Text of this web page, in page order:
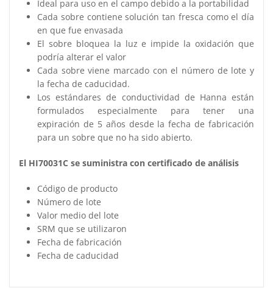
Ideal para uso en el campo debido a la portabilidad
Cada sobre contiene solución tan fresca como el día
en que fue envasada
El sobre bloquea la luz e impide la oxidación que
podría alterar el valor
Cada sobre viene marcado con el número de lote y
la fecha de caducidad.
Los estándares de conductividad de Hanna están
formulados especialmente para tener una
expiración de 5 años desde la fecha de fabricación
para un sobre que no ha sido abierto.
El HI70031C se suministra con certificado de análisis
Código de producto
Número de lote
Valor medio del lote
SRM que se utilizaron
Fecha de fabricación
Fecha de caducidad